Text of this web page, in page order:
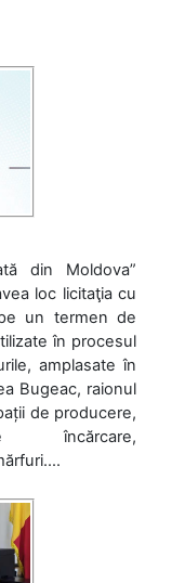
din Moldova”
loc licitaţia cu
un termen de
în procesul
amplasate în
Bugeac, raionul
de producere,
încărcare,